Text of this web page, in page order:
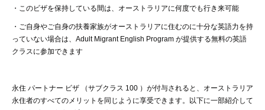
・ このビザを保持している間は、オーストラリアに何度でも行き来可能
・ご自身やご自身の扶養家族がオーストラリアに住むのに十分な英語力を持
っていない場合は、 Adult Migrant English Program が提供する無料の英語
クラスに参加できます
永住 パートナー ビザ （サブクラス 100 ） が付与されると、オーストラリア
永住者のすべてのメリットを同じように享受できます。以下に一部紹介して